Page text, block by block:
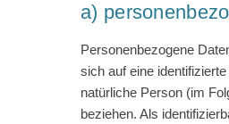
a)
Personenbezogene
sich auf eine
natürliche Person (im
beziehen. Als